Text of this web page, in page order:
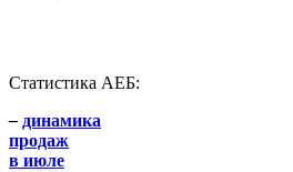
Статистика АЕБ:
– динамика
продаж
в июле